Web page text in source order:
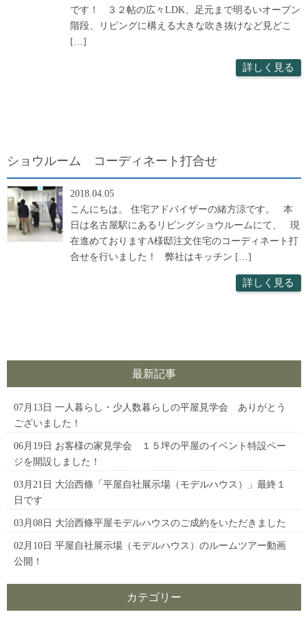
です！ ３２帖の広々LDK、足元まで明るいオープン
階段、リビングに構える大きな吹き抜けなど見どこ
[…]
詳しく見る
ショウルーム コーディネート打合せ
2018.04.05
こんにちは。 住宅アドバイザーの緒方涼です。 本
日は名古屋駅にあるリビングショウルームにて、 現
在進めておりますA様邸注文住宅のコーディネート打
合せを行いました！ 弊社はキッチン […]
詳しく見る
最新記事
07月13日 一人暮らし・少人数暮らしの平屋見学会 ありがとう
ございました！
06月19日 お客様の家見学会 １５坪の平屋のイベント特設ペー
ジを開設しました！
03月21日 大治西條「平屋自社展示場（モデルハウス）」最終１
日です
03月08日 大治西條平屋モデルハウスのご成約をいただきました
02月10日 平屋自社展示場（モデルハウス）のルームツアー動画
公開！
カテゴリー